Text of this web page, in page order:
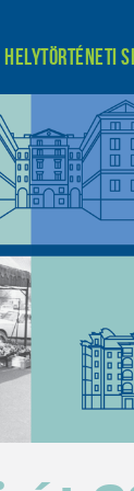
Helytörténeti